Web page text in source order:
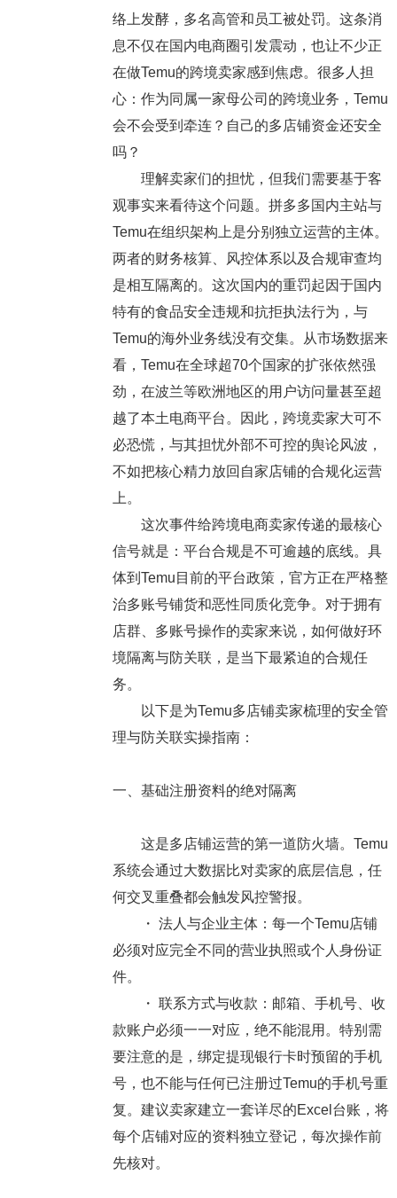
络上发酵，多名高管和员工被处罚。这条消
息不仅在国内电商圈引发震动，也让不少正
在做Temu的跨境卖家感到焦虑。很多人担
心：作为同属一家母公司的跨境业务，Temu
会不会受到牵连？自己的多店铺资金还安全
吗？
理解卖家们的担忧，但我们需要基于客
观事实来看待这个问题。拼多多国内主站与
Temu在组织架构上是分别独立运营的主体。
两者的财务核算、风控体系以及合规审查均
是相互隔离的。这次国内的重罚起因于国内
特有的食品安全违规和抗拒执法行为，与
Temu的海外业务线没有交集。从市场数据来
看，Temu在全球超70个国家的扩张依然强
劲，在波兰等欧洲地区的用户访问量甚至超
越了本土电商平台。因此，跨境卖家大可不
必恐慌，与其担忧外部不可控的舆论风波，
不如把核心精力放回自家店铺的合规化运营
上。
这次事件给跨境电商卖家传递的最核心
信号就是： 平台合规是不可逾越的底线。具
体到Temu目前的平台政策，官方正在严格整
治多账号铺货和恶性同质化竞争。对于拥有
店群、多账号操作的卖家来说，如何做好环
境隔离与防关联，是当下最紧迫的合规任
务。
以下是为Temu多店铺卖家梳理的安全管
理与防关联实操指南：
一、基础注册资料的绝对隔离
这是多店铺运营的第一道防火墙。Temu
系统会通过大数据比对卖家的底层信息，任
何交叉重叠都会触发风控警报。
・ 法人与企业主体：每一个Temu店铺
必须对应完全不同的营业执照或个人身份证
件。
・ 联系方式与收款 ：邮箱、手机号、收
款账户必须一一对应，绝不能混用。特别需
要注意的是，绑定提现银行卡时预留的手机
号，也不能与任何已注册过Temu的手机号重
复。建议卖家建立一套详尽的Excel台账，将
每个店铺对应的资料独立登记，每次操作前
先核对。